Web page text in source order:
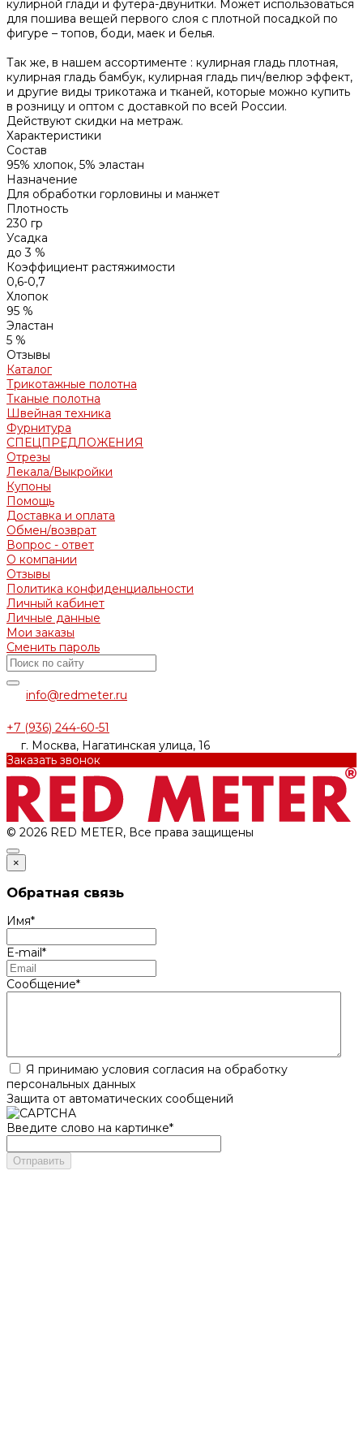
кулирной глади и футера-двунитки. Может использоваться
для пошива вещей первого слоя с плотной посадкой по
фигуре – топов, боди, маек и белья.
Так же, в нашем ассортименте : кулирная гладь плотная,
кулирная гладь бамбук, кулирная гладь пич/велюр эффект,
и другие виды трикотажа и тканей, которые можно купить
в розницу и оптом с доставкой по всей России.
Действуют скидки на метраж.
Характеристики
Состав
95% хлопок, 5% эластан
Назначение
Для обработки горловины и манжет
Плотность
230 гр
Усадка
до 3 %
Коэффициент растяжимости
0,6-0,7
Хлопок
95 %
Эластан
5 %
Отзывы
Каталог
Трикотажные полотна
Тканые полотна
Швейная техника
Фурнитура
СПЕЦПРЕДЛОЖЕНИЯ
Отрезы
Лекала/Выкройки
Купоны
Помощь
Доставка и оплата
Обмен/возврат
Вопрос - ответ
О компании
Отзывы
Политика конфиденциальности
Личный кабинет
Личные данные
Мои заказы
Сменить пароль
info@redmeter.ru
+7 (936) 244-60-51
г. Москва, Нагатинская улица, 16
Заказать звонок
© 2026 RED METER, Все права защищены
×
Обратная связь
Имя*
E-mail*
Сообщение*
Я принимаю условия согласия на обработку
персональных данных
Защита от автоматических сообщений
Введите слово на картинке*